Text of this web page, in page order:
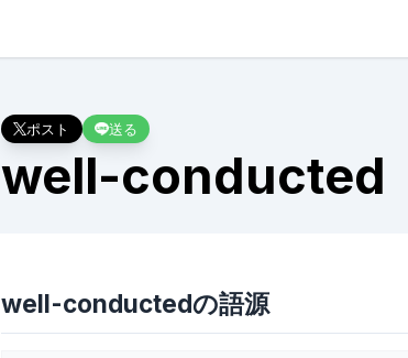
ポスト 送る
well-conducted
well-conductedの語源